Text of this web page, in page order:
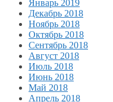
Январь 2019
Декабрь 2018
Ноябрь 2018
Октябрь 2018
Сентябрь 2018
Август 2018
Июль 2018
Июнь 2018
Май 2018
Апрель 2018